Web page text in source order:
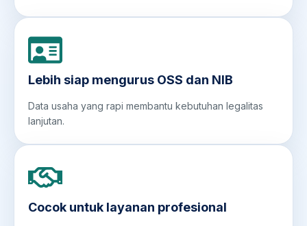
Lebih siap mengurus OSS dan NIB
Data usaha yang rapi membantu kebutuhan legalitas
lanjutan.
Cocok untuk layanan profesional